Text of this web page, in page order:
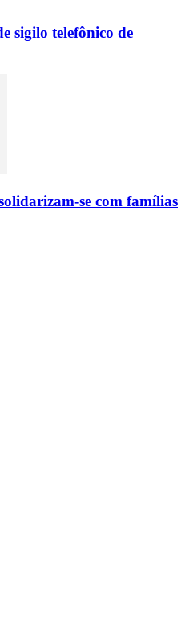
sigilo telefônico de
se com famílias